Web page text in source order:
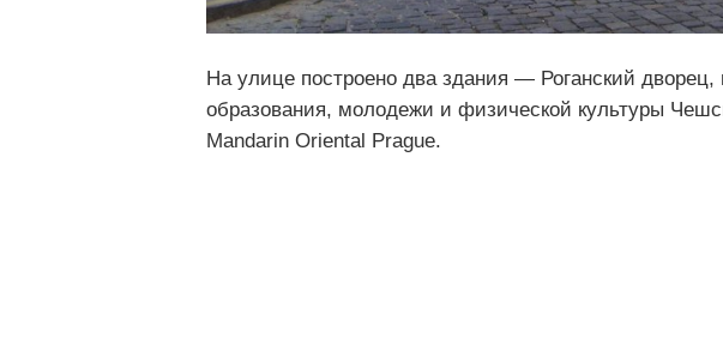
На улице построено два здания — Роганский дворец,
образования, молодежи и физической культуры
Mandarin Oriental Prague.